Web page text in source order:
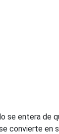
se entera de
convierte en